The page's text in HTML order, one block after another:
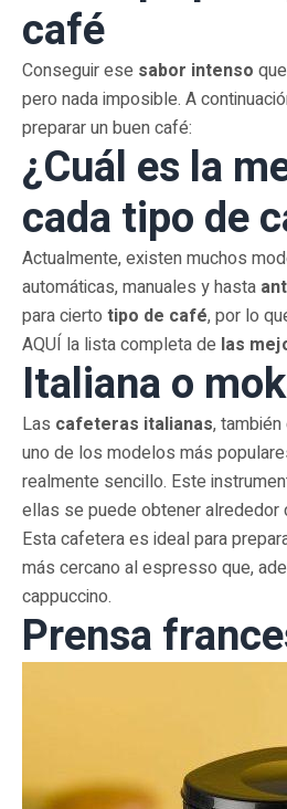
café
Conseguir ese sabor intenso
pero nada imposible. A
preparar un buen café:
¿Cuál es la
cada tipo de
Actualmente, existen muchos
automáticas, manuales y hasta
para ciertotipo de café, por lo
AQUÍ la lista completa de las
Italiana o
Las cafeteras italianas,
uno de los modelos más
realmente sencillo. Este
ellas se puede obtener
Esta cafetera es ideal para
más cercano al espresso que,
cappuccino.
Prensa